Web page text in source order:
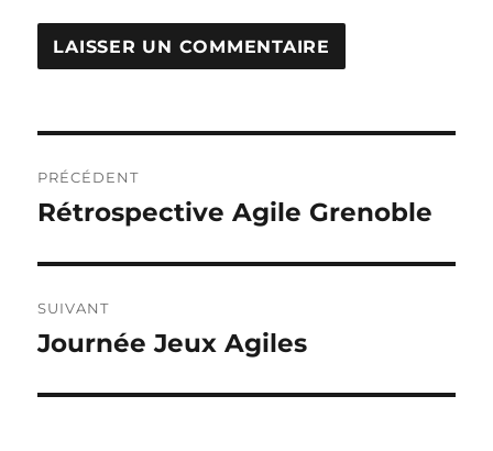
de
PRÉCÉDENT
Publication
Rétrospective Agile Grenoble
SUIVANT
Publication
Journée Jeux Agiles